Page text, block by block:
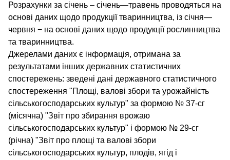
Розрахунки за січень – січень—травень проводяться на
основі даних щодо продукції тваринництва, із січня—
червня − на основі даних щодо продукції рослинництва
та тваринництва.
Джерелами даних є інформація, отримана за
результатами інших державних статистичних
спостережень: зведені дані державного статистичного
спостереження "Площі, валові збори та урожайність
сільськогосподарських культур" за формою № 37-сг
(місячна) "Звіт про збирання врожаю
сільськогосподарських культур" і формою № 29-сг
(річна) "Звіт про площі та валові збори
сільськогосподарських культур, плодів, ягід і